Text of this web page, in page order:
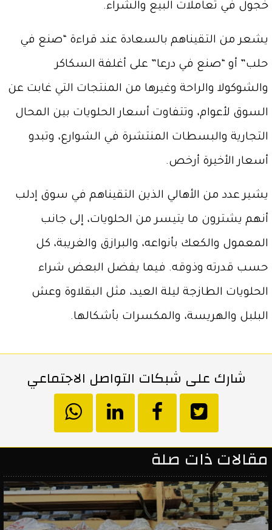
خجول في تعاملات البيع والشراء.
يشعر من التقيناهم بالسعادة عند قراءة “صنع في
حلب” أو “صنع في درعا” على أغلفة السكاكر
والشوكولا والراحة وغيرها من المنتجات التي غابت عن
السوق لأعوام، وتتفاوت أسعار الحلويات بين المحال
التجارية والبسطات المنتشرة في الشوارع، وتبدو
أسعار الأخيرة أرخص.
يشير عدد من الأهالي الذين التقيناهم في سوق إدلب
أنهم يشترون ما يتيسر من الحلويات، إلى جانب
المعمول والكعك بأنواعه، والبرازق والغريبة، كل
حسب قدرته وذوقه. فيما يفضل البعض شراء
الحلويات الطازجة ليلة العيد، مثل البقلاوة وعش
البلبل والهريسة، والمكسرات بأشكالها.
شارك على شبكات التواصل الاجتماعي
انشر
على
تويتر
انشر
في
الفيسبوك
انشر
على
لينكد
مقالات ذات صلة